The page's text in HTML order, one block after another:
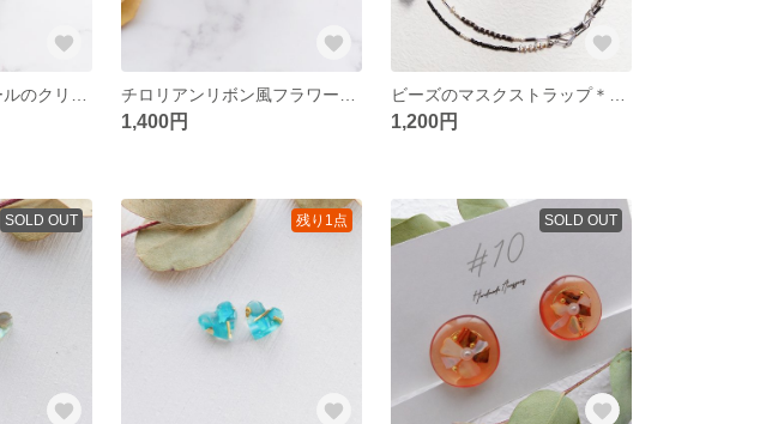
1,400円 1,200円
SOLD OUT 残り1点 SOLD OUT